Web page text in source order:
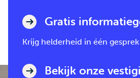
Gratis
Krijg helderheid in één gesprek
Bekijk onze